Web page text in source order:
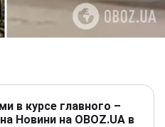
в курсе главного –
Новини на OBOZ.UA в